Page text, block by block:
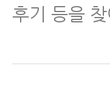
후기 등을